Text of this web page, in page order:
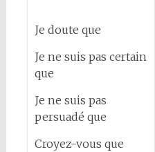
Je doute que
Je ne suis pas certain
que
Je ne suis pas
persuadé que
Croyez-vous que